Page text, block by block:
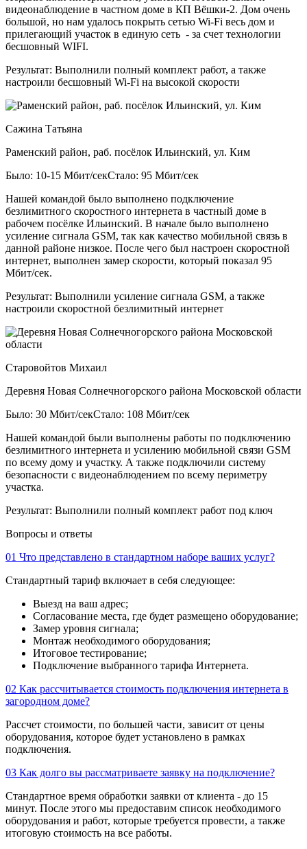
видеонаблюдение в частном доме в КП Вёшки-2. Дом очень
большой, но нам удалось покрыть сетью Wi-Fi весь дом и
прилегающий участок в единую сеть - за счет технологии
бесшовный WIFI.
Результат: Выполнили полный комплект работ, а также
настроили бесшовный Wi-Fi на высокой скорости
Сажина Татьяна
Раменский район, раб. посёлок Ильинский, ул. Ким
Было: 10-15 Мбит/секСтало: 95 Мбит/сек
Нашей командой было выполнено подключение
безлимитного скоростного интернета в частный доме в
рабочем посёлке Ильинский. В начале было выполнено
усиление сигнала GSM, так как качество мобильной связь в
данной районе низкое. После чего был настроен скоростной
интернет, выполнен замер скорости, который показал 95
Мбит/сек.
Результат: Выполнили усиление сигнала GSM, а также
настроили скоростной безлимитный интернет
Старовойтов Михаил
Деревня Новая Солнечногорского района Московской области
Было: 30 Мбит/секСтало: 108 Мбит/сек
Нашей командой были выполнены работы по подключению
безлимитного интернета и усилению мобильной связи GSM
по всему дому и участку. А также подключили систему
безопасности с видеонаблюдением по всему периметру
участка.
Результат: Выполнили полный комплект работ под ключ
Вопросы и ответы
01 Что представлено в стандартном наборе ваших услуг?
Стандартный тариф включает в себя следующее:
Выезд на ваш адрес;
Согласование места, где будет размещено оборудование;
Замер уровня сигнала;
Монтаж необходимого оборудования;
Итоговое тестирование;
Подключение выбранного тарифа Интернета.
02 Как рассчитывается стоимость подключения интернета в
загородном доме?
Рассчет стоимости, по большей части, зависит от цены
оборудования, которое будет установлено в рамках
подключения.
03 Как долго вы рассматриваете заявку на подключение?
Стандартное время обработки заявки от клиента - до 15
минут. После этого мы предоставим список необходимого
оборудования и работ, которые требуется провести, а также
итоговую стоимость на все работы.